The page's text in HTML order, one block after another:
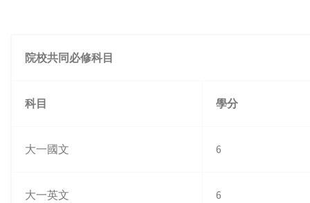
院校共同必修科目
科目 學分
大一國文 6
大一英文 6